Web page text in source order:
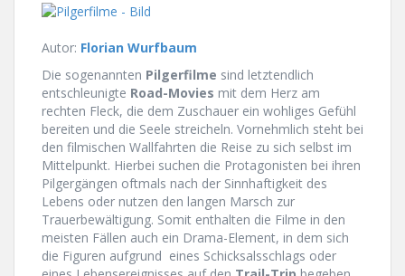
Autor: Florian Wurfbaum
Die sogenannten Pilgerfilme sind letztendlich
entschleunigte Road-Movies mit dem Herz am
rechten Fleck, die dem Zuschauer ein wohliges Gefühl
bereiten und die Seele streicheln. Vornehmlich steht bei
den filmischen Wallfahrten die Reise zu sich selbst im
Mittelpunkt. Hierbei suchen die Protagonisten bei ihren
Pilgergängen oftmals nach der Sinnhaftigkeit des
Lebens oder nutzen den langen Marsch zur
Trauerbewältigung. Somit enthalten die Filme in den
meisten Fällen auch ein Drama-Element, in dem sich
die Figuren aufgrund eines Schicksalsschlags oder